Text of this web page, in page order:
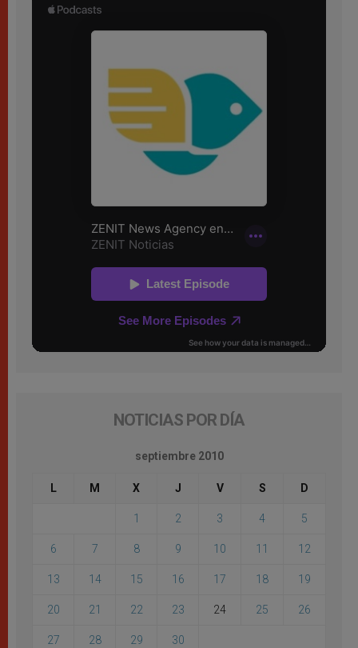
NOTICIAS POR DÍA
septiembre 2010
L M X J V S D
1 2 3 4 5
6 7 8 9 10 11 12
13 14 15 16 17 18 19
20 21 22 23 24 25 26
27 28 29 30